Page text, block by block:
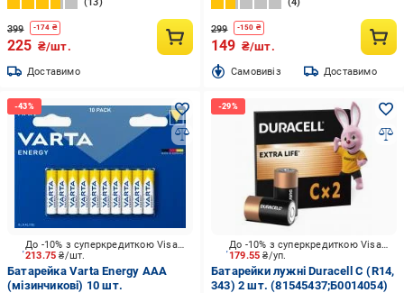
399 -174 ₴
225 ₴/шт.
Доставимо
299 -150 ₴
149 ₴/шт.
Cамовивіз Доставимо
213.75₴/шт.
До -10% з суперкредиткою Visa Вигода
Батарейка Varta Energy AAA
(мізинчикові) 10 шт.
179.55₴/уп.
До -10% з суперкредиткою Visa Вигода
Батарейки лужні Duracell C (R14,
343) 2 шт. (81545437;Б0014054)